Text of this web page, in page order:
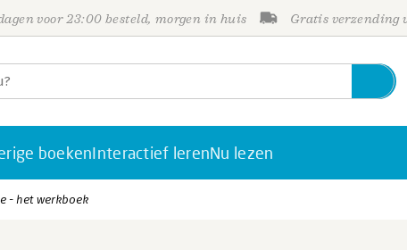
voor 23:00 besteld, morgen in huis Gratis verzending
boekenInteractief lerenNu lezen
- het werkboek